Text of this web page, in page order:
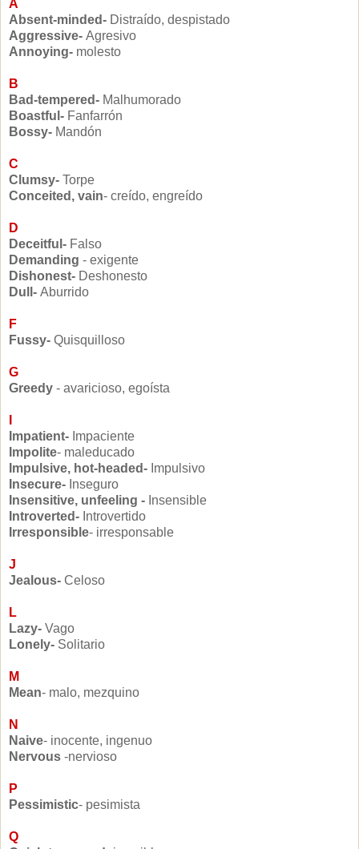
A
Absent-minded- Distraído, despistado
Aggressive-Agresivo
Annoying- molesto
B
Bad-tempered- Malhumorado
Boastful- Fanfarrón
Bossy- Mandón
C
Clumsy-Torpe
Conceited, vain- creído, engreído
D
Deceitful- Falso
Demanding - exigente
Dishonest- Deshonesto
Dull-Aburrido
F
Fussy-Quisquilloso
G
Greedy - avaricioso, egoísta
Impatient- Impaciente
Impolite- maleducado
Impulsive, hot-headed- Impulsivo
Insecure- Inseguro
Insensitive, unfeeling - Insensible
Introverted- Introvertido
Irresponsible- irresponsable
J
Jealous-Celoso
L
Lazy-Vago
Lonely- Solitario
M
Mean- malo, mezquino
N
Naive- inocente, ingenuo
Nervous -nervioso
P
Pessimistic- pesimista
Q